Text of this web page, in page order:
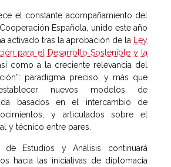
el constante acompañamiento del
Española, unido este año
activado tras la aprobación de la
Ley
para el Desarrollo Sostenible y la
como a la creciente relevancia del
paradigma preciso, y más que
nuevos modelos de
basados en el intercambio de
y articulados sobre el
y técnico entre pares.
Estudios y Análisis continuará
hacia las iniciativas de diplomacia